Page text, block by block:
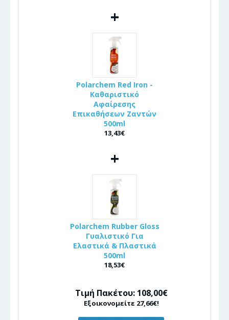
+
Polarchem Red Iron -
Καθαριστικό
Αφαίρεσης
Επικαθήσεων Ζαντών
500ml
13,43€
+
Polarchem Rubber Gloss
Γυαλιστικό Για
Ελαστικά & Πλαστικά
500ml
18,53€
Τιμή Πακέτου: 108,00€
Εξοικονομείτε 27,66€!